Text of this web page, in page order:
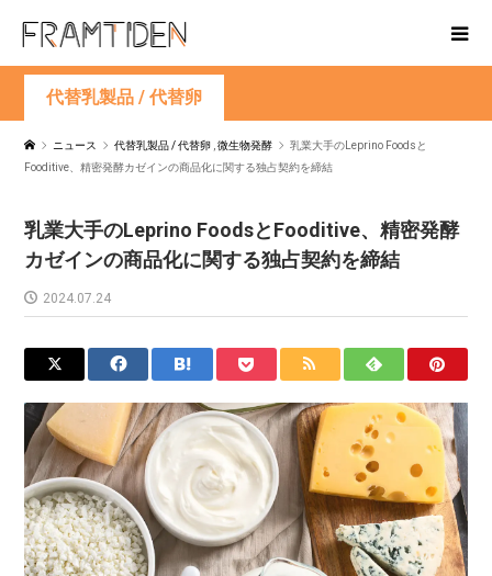
代替乳製品 / 代替卵
ニュース 代替乳製品 / 代替卵 ,微生物発酵
乳業大手のLeprino Foodsと
Fooditive、精密発酵カゼインの商品化に関する独占契約を締結
乳業大手のLeprino FoodsとFooditive、精密発酵
カゼインの商品化に関する独占契約を締結
2024.07.24